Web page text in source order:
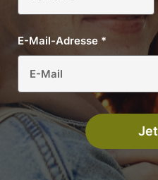
E-Mail-Adresse *